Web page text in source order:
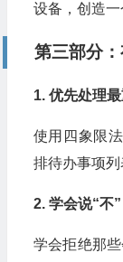
设备，创造一
第三部分
1. 优先处理
使用四象限
排待办事项列
2. 学会说“不”
学会拒绝那